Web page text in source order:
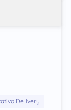
Delivery